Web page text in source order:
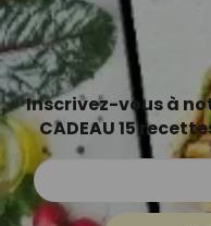
Inscrivez-vous à
CADEAU 15